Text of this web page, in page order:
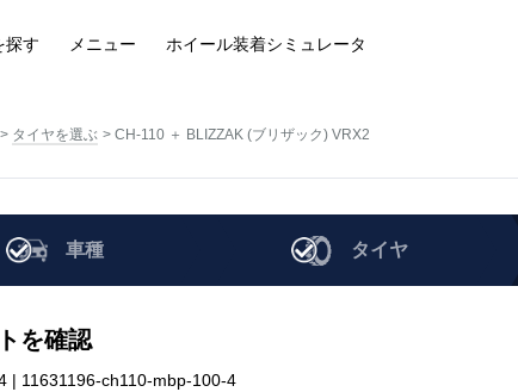
探す メニュー ホイール装着シミュレータ
タイヤを選ぶ CH-110 ＋ BLIZZAK (ブリザック) VRX2
車種 タイヤ
を確認
| 11631196-ch110-mbp-100-4